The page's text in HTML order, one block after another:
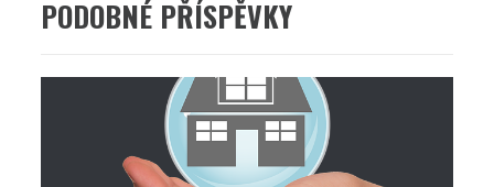
PODOBNÉ PŘÍSPĚVKY